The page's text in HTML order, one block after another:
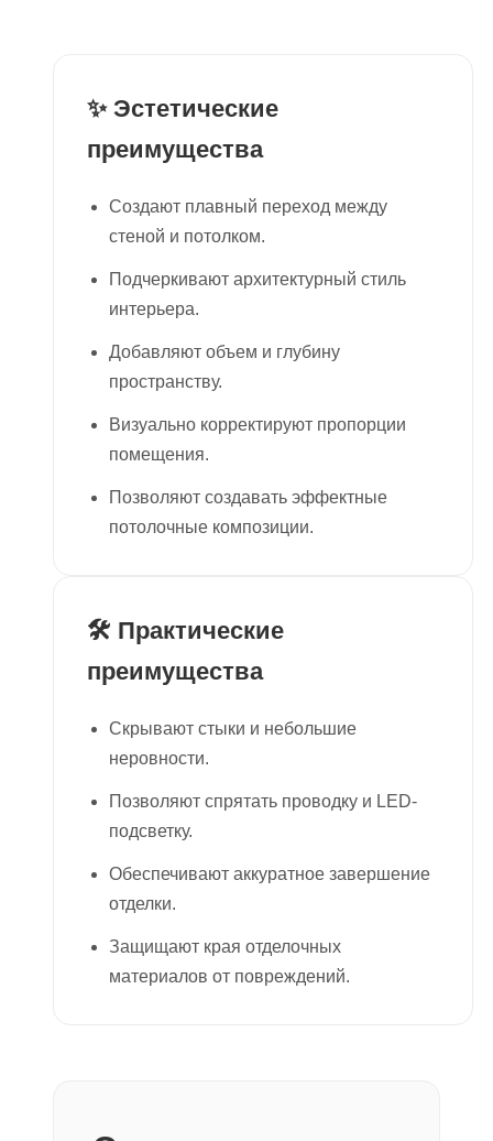
✨ Эстетические
преимущества
Создают плавный переход между
стеной и потолком.
Подчеркивают архитектурный стиль
интерьера.
Добавляют объем и глубину
пространству.
Визуально корректируют пропорции
помещения.
Позволяют создавать эффектные
потолочные композиции.
🛠 Практические
преимущества
Скрывают стыки и небольшие
неровности.
Позволяют спрятать проводку и LED-
подсветку.
Обеспечивают аккуратное завершение
отделки.
Защищают края отделочных
материалов от повреждений.